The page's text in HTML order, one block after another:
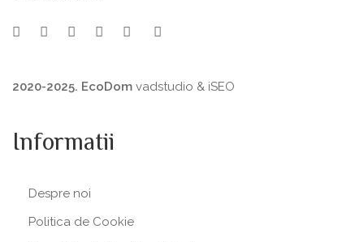
2020-2025. EcoDom vadstudio & iSEO
Informatii
Despre noi
Politica de Сookie